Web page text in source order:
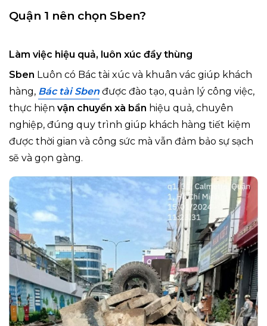
Quận 1 nên chọn Sben?
Làm việc hiệu quả, luôn xúc đầy thùng
Sben Luôn có Bác tài xúc và khuân vác giúp khách
hàng, Bác tài Sben được đào tạo, quản lý công việc,
thực hiện vận chuyển xà bần hiệu quả, chuyên
nghiệp, đúng quy trình giúp khách hàng tiết kiệm
được thời gian và công sức mà vẫn đảm bảo sự sạch
sẽ và gọn gàng.